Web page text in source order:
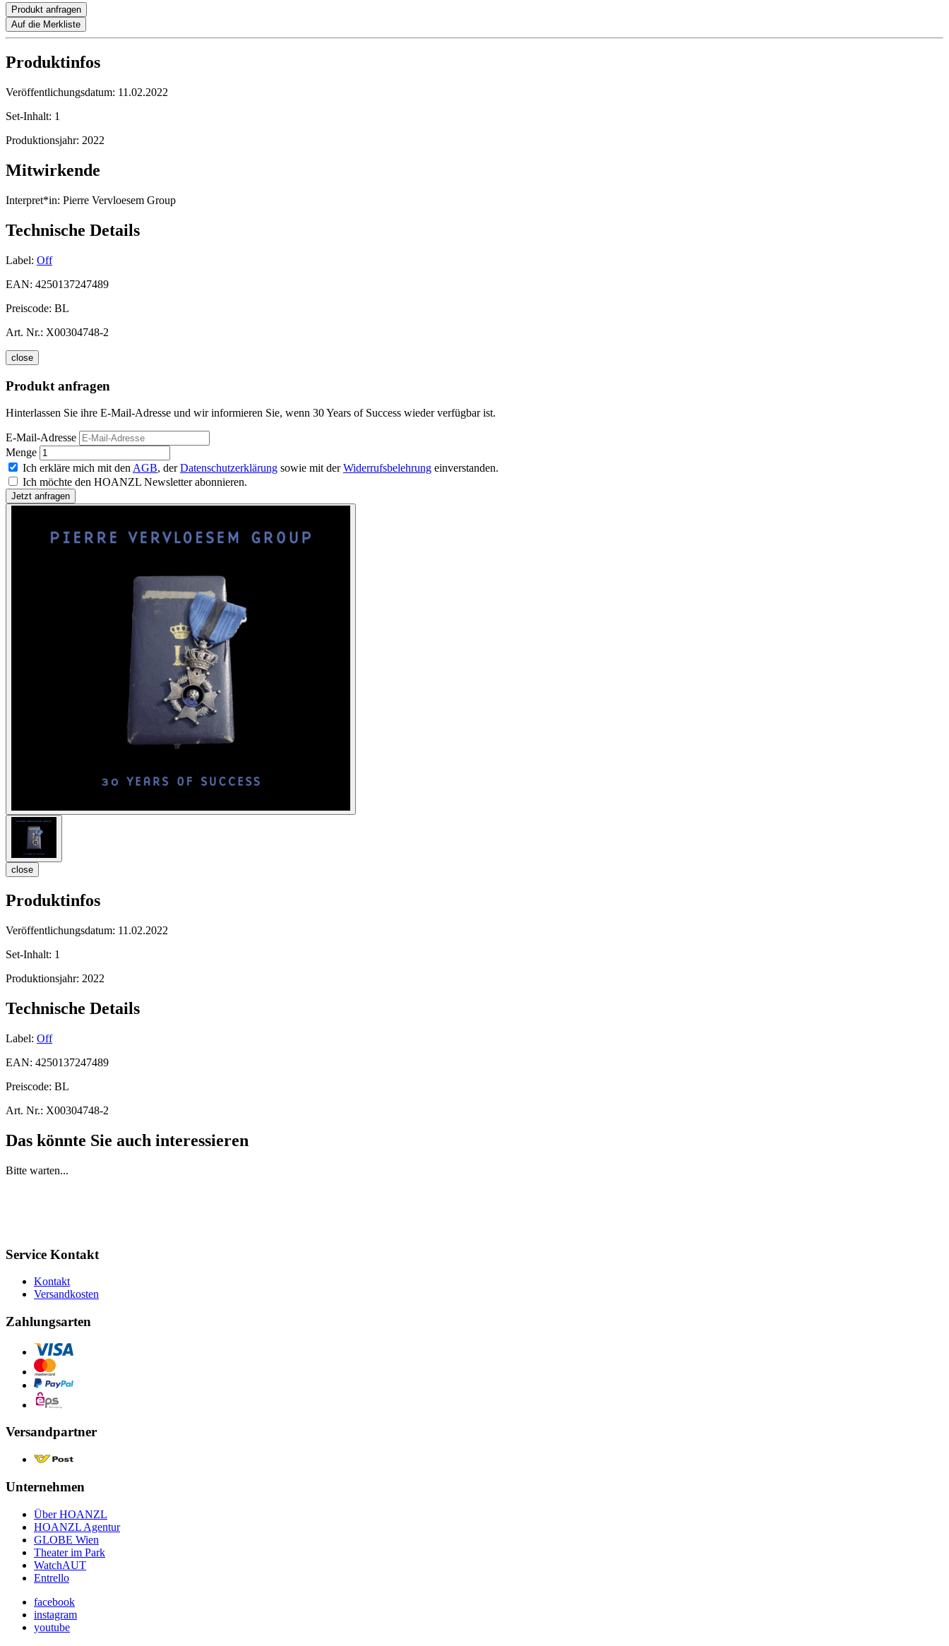
Produkt anfragen
Auf die Merkliste
Produktinfos
Veröffentlichungsdatum: 11.02.2022
Set-Inhalt: 1
Produktionsjahr: 2022
Mitwirkende
Interpret*in: Pierre Vervloesem Group
Technische Details
Label: Off
EAN: 4250137247489
Preiscode: BL
Art. Nr.: X00304748-2
close
Produkt anfragen
Hinterlassen Sie ihre E-Mail-Adresse und wir informieren Sie, wenn 30 Years of Success wieder verfügbar ist.
E-Mail-Adresse
Menge
Ich erkläre mich mit den AGB, derDatenschutzerklärung sowie mit derWiderrufsbelehrung einverstanden.
Ich möchte den HOANZL Newsletter abonnieren.
close
Produktinfos
Veröffentlichungsdatum: 11.02.2022
Set-Inhalt: 1
Produktionsjahr: 2022
Technische Details
Label: Off
EAN: 4250137247489
Preiscode: BL
Art. Nr.: X00304748-2
Das könnte Sie auch interessieren
Bitte warten...
Service Kontakt
Kontakt
Versandkosten
Zahlungsarten
Versandpartner
Unternehmen
Über HOANZL
HOANZL Agentur
GLOBE Wien
Theater im Park
WatchAUT
Entrello
facebook
instagram
youtube